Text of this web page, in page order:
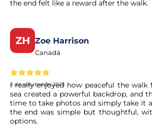
the end felt like a reward after the walk.
ZH Zoe Harrison
Canadá
3 de outubro de 2025
I really enjoyed how peaceful the walk
sea created a powerful backdrop, and
time to take photos and simply take it
the end was simple but thoughtful,
options.